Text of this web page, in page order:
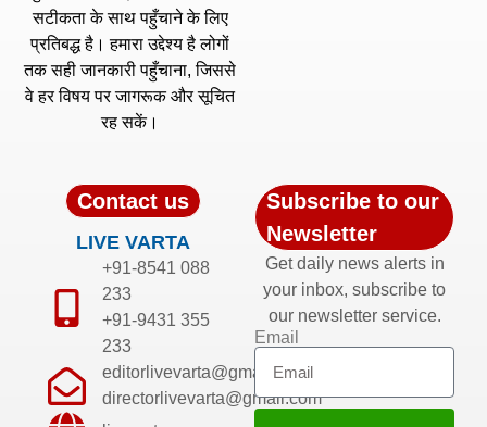
सटीकता के साथ पहुँचाने के लिए
प्रतिबद्ध है। हमारा उद्देश्य है लोगों
तक सही जानकारी पहुँचाना, जिससे
वे हर विषय पर जागरूक और सूचित
रह सकें।
Contact us
LIVE VARTA
+91-8541 088
233
+91-9431 355
233
editorlivevarta@gmail.com
directorlivevarta@gmail.com
Subscribe to our
Newsletter
Get daily news alerts in
your inbox, subscribe to
our newsletter service.
Email